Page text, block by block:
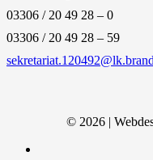
03306 / 20 49 28 – 0
03306 / 20 49 28 – 59
© 2026 |